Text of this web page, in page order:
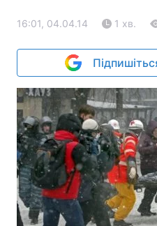
16:01, 04.04.14 1 хв.